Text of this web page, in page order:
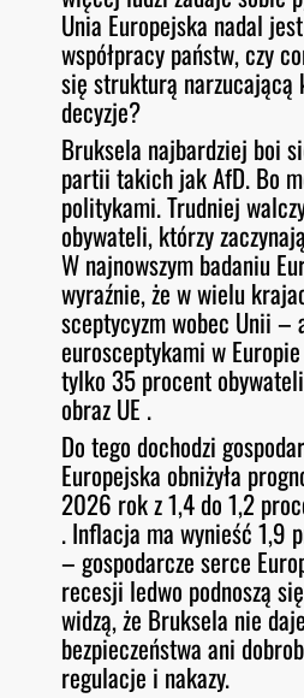
Unia Europejska nadal
współpracy państw, czy
się strukturą narzucającą
decyzje?
Bruksela najbardziej boi
partii takich jak AfD. Bo
politykami. Trudniej
obywateli, którzy
W najnowszym badaniu
wyraźnie, że w wielu
sceptycyzm wobec Unii –
eurosceptykami w
tylko 35 procent
obraz UE .
Do tego dochodzi
Europejska obniżyła
2026 rok z 1,4 do 1,2
. Inflacja ma wynieść 1,9
– gospodarcze serce
recesji ledwo podnoszą
widzą, że Bruksela nie
bezpieczeństwa ani
regulacje i nakazy.